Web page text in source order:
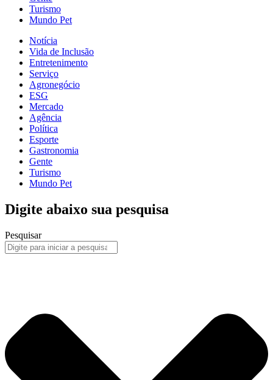
Turismo
Mundo Pet
Notícia
Vida de Inclusão
Entretenimento
Serviço
Agronegócio
ESG
Mercado
Agência
Política
Esporte
Gastronomia
Gente
Turismo
Mundo Pet
Digite abaixo sua pesquisa
Pesquisar